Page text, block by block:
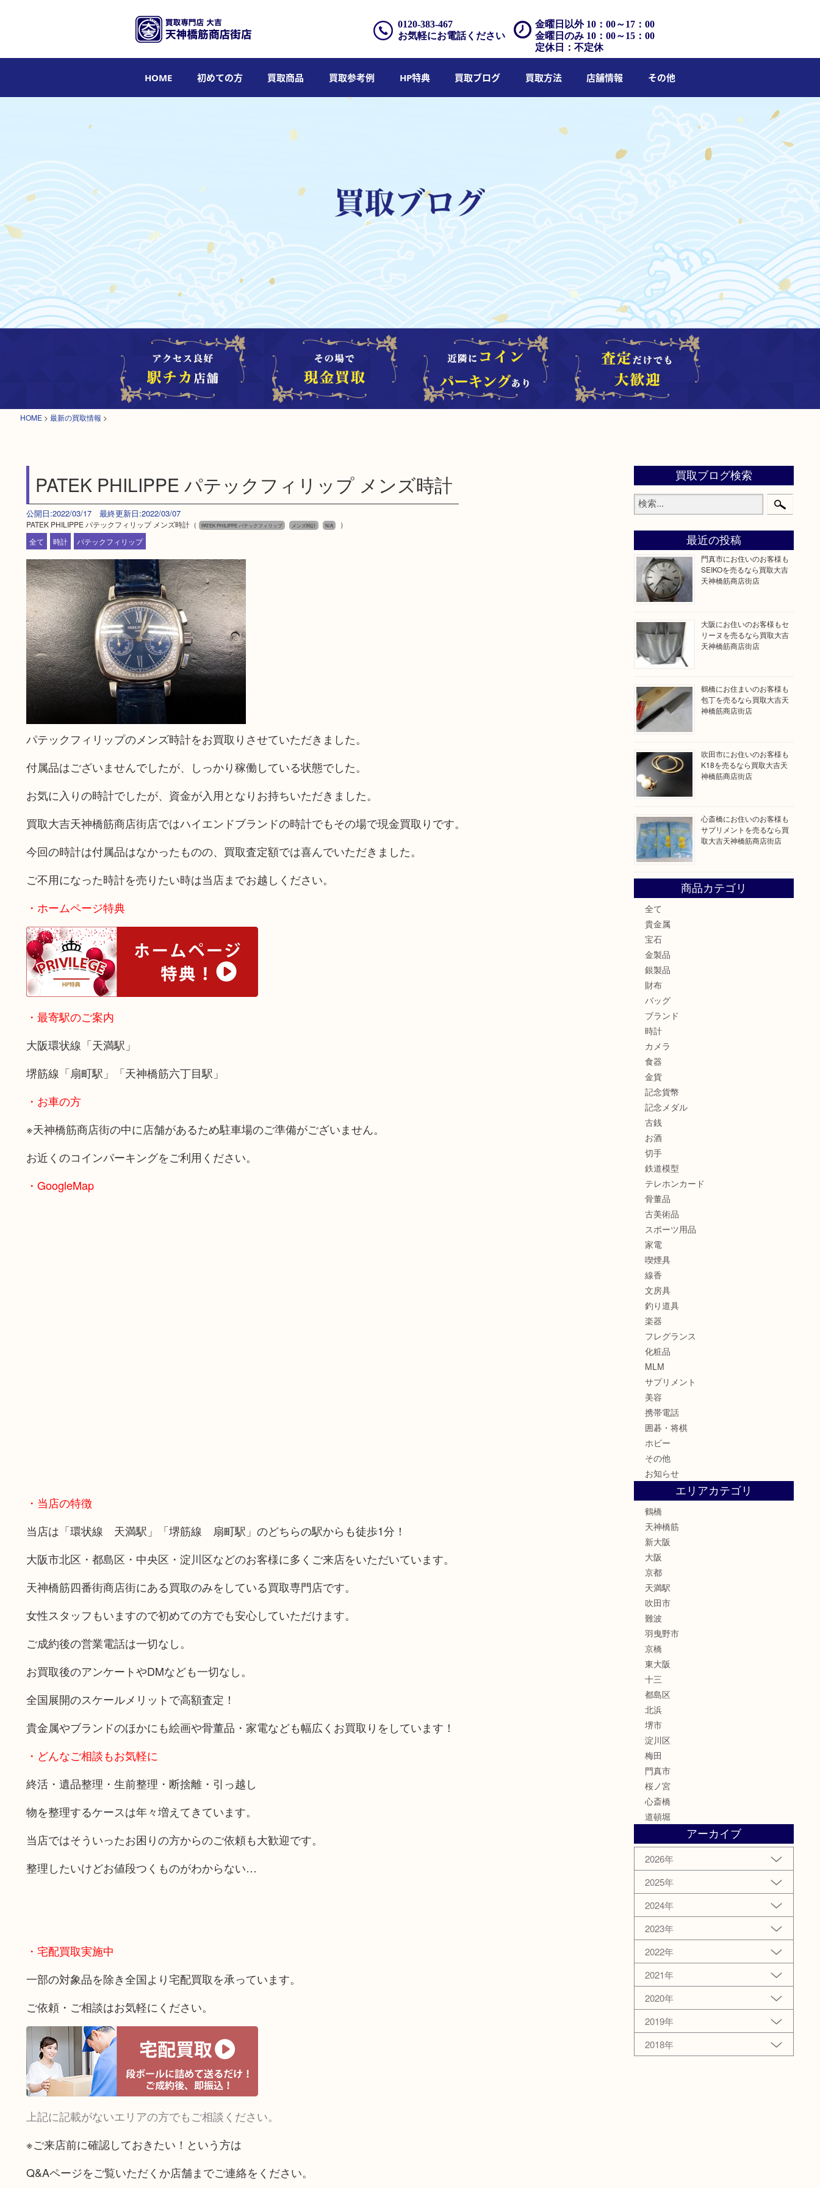
金曜日以外 10：00～17：00
金曜日のみ 10：00～15：00
定休日：不定休
0120-383-467
お気軽にお電話ください
HOME 初めての方 買取商品 買取参考例 HP特典 買取ブログ 買取方法 店舗情報 その他
HOME > 最新の買取情報 >
PATEK PHILIPPE パテックフィリップ メンズ時計
公開日:2022/03/17 最終更新日:2022/03/07
PATEK PHILIPPE パテックフィリップ メンズ時計（ PATEK PHILIPPE パテックフィリップ メンズ時計 N/A
）
全て
時計 パテックフィリップ
パテックフィリップのメンズ時計をお買取りさせていただきました。
付属品はございませんでしたが、しっかり稼働している状態でした。
お気に入りの時計でしたが、資金が入用となりお持ちいただきました。
買取大吉天神橋筋商店街店ではハイエンドブランドの時計でもその場で現金買取りです。
今回の時計は付属品はなかったものの、買取査定額では喜んでいただきました。
ご不用になった時計を売りたい時は当店までお越しください。
・ホームページ特典
・最寄駅のご案内
大阪環状線「天満駅」
堺筋線「扇町駅」「天神橋筋六丁目駅」
・お車の方
※天神橋筋商店街の中に店舗があるため駐車場のご準備がございません。
お近くのコインパーキングをご利用ください。
・GoogleMap
・当店の特徴
当店は「環状線 天満駅」「堺筋線 扇町駅」のどちらの駅からも徒歩1分！
大阪市北区・都島区・中央区・淀川区などのお客様に多くご来店をいただいています。
天神橋筋四番街商店街にある買取のみをしている買取専門店です。
女性スタッフもいますので初めての方でも安心していただけます。
ご成約後の営業電話は一切なし。
お買取後のアンケートやDMなども一切なし。
全国展開のスケールメリットで高額査定！
貴金属やブランドのほかにも絵画や骨董品・家電なども幅広くお買取りをしています！
・どんなご相談もお気軽に
終活・遺品整理・生前整理・断捨離・引っ越し
物を整理するケースは年々増えてきています。
当店ではそういったお困りの方からのご依頼も大歓迎です。
整理したいけどお値段つくものがわからない…
・宅配買取実施中
一部の対象品を除き全国より宅配買取を承っています。
ご依頼・ご相談はお気軽にください。
上記に記載がないエリアの方でもご相談ください。
※ご来店前に確認しておきたい！という方は
Q&Aページをご覧いただくか店舗までご連絡をください。
買取ブログ検索
最近の投稿
門真市にお住いのお客様も
SEIKOを売るなら買取大吉
天神橋筋商店街店
大阪にお住いのお客様もセ
リーヌを売るなら買取大吉
天神橋筋商店街店
鶴橋にお住まいのお客様も
包丁を売るなら買取大吉天
神橋筋商店街店
吹田市にお住いのお客様も
K18を売るなら買取大吉天
神橋筋商店街店
心斎橋にお住いのお客様も
サプリメントを売るなら買
取大吉天神橋筋商店街店
商品カテゴリ
全て
貴金属
宝石
金製品
銀製品
財布
バッグ
ブランド
時計
カメラ
食器
金貨
記念貨幣
記念メダル
古銭
お酒
切手
鉄道模型
テレホンカード
骨董品
古美術品
スポーツ用品
家電
喫煙具
線香
文房具
釣り道具
楽器
フレグランス
化粧品
MLM
サプリメント
美容
携帯電話
囲碁・将棋
ホビー
その他
お知らせ
エリアカテゴリ
鶴橋
天神橋筋
新大阪
大阪
京都
天満駅
吹田市
難波
羽曳野市
京橋
東大阪
十三
都島区
北浜
堺市
淀川区
梅田
門真市
桜ノ宮
心斎橋
道頓堀
アーカイブ
2026年
2025年
2024年
2023年
2022年
2021年
2020年
2019年
2018年